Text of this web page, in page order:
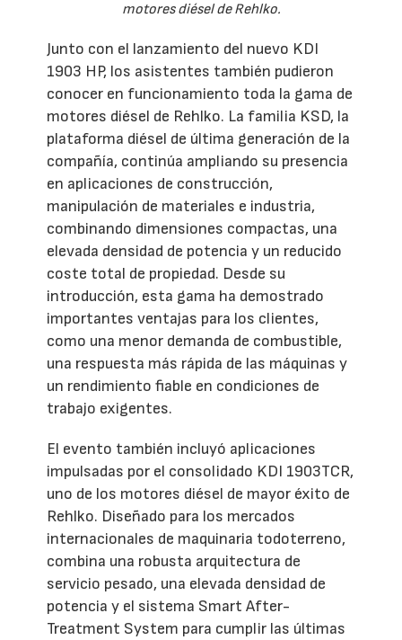
motores diésel de Rehlko.
Junto con el lanzamiento del nuevo KDI
1903 HP, los asistentes también pudieron
conocer en funcionamiento toda la gama de
motores diésel de Rehlko. La familia KSD, la
plataforma diésel de última generación de la
compañía, continúa ampliando su presencia
en aplicaciones de construcción,
manipulación de materiales e industria,
combinando dimensiones compactas, una
elevada densidad de potencia y un reducido
coste total de propiedad. Desde su
introducción, esta gama ha demostrado
importantes ventajas para los clientes,
como una menor demanda de combustible,
una respuesta más rápida de las máquinas y
un rendimiento fiable en condiciones de
trabajo exigentes.
El evento también incluyó aplicaciones
impulsadas por el consolidado KDI 1903TCR,
uno de los motores diésel de mayor éxito de
Rehlko. Diseñado para los mercados
internacionales de maquinaria todoterreno,
combina una robusta arquitectura de
servicio pesado, una elevada densidad de
potencia y el sistema Smart After-
Treatment System para cumplir las últimas